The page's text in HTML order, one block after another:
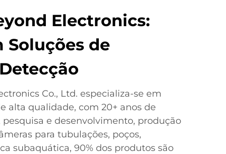
Electronics:
Soluções de
Co., Ltd. especializa-se em
alta qualidade, com 20+ anos de
e desenvolvimento, produção
para tubulações, poços,
subaquática, 90% dos produtos são